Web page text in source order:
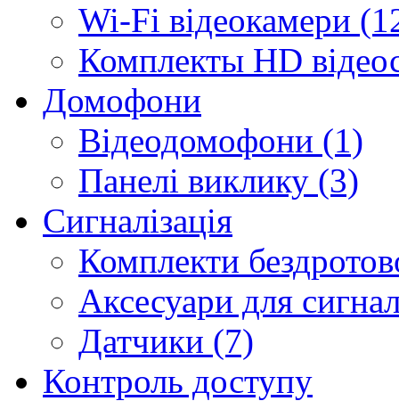
Wi-Fi відеокамери
Комплекты HD
Домофони
Відеодомофони (1)
Панелі виклику (3)
Сигналізація
Комплекти
Аксесуари для
Датчики (7)
Контроль доступу